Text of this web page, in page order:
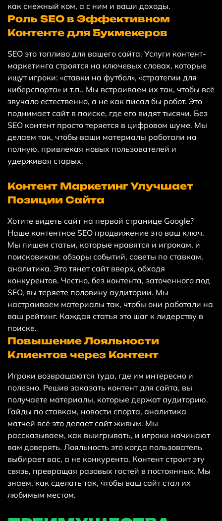
как снежный ком, а с ним и ваши доходы.
Роль SEO в Эффективном
Контенте для Букмекеров
SEO это топливо для вашего сайта. Услуги контент-
маркетинга строятся на ключевых словах, которые
ищут игроки: «ставки на футбол», «стратегии для
киберспорта» и т.п.. Мы встраиваем их так, чтобы всё
звучало естественно, а не как писал бы робот. Это
поднимает сайт в поиске, где его видят тысячи. Без
SEO контент просто теряется в цифровом шуме. Мы
делаем так, чтобы ваши материалы работали на
полную, привлекая новых пользователей и
удерживая старых.
Контент Маркетинг Улучшает
Позиции Сайта
Хотите видеть сайт на первой странице Google?
Наше контентное SEO продвижение это ваш ключ.
Мы пишем статьи, которые нравятся и игрокам, и
поисковикам: обзоры событий, советы по ставкам,
аналитика. Это тянет сайт вверх, обходя
конкурентов. Честно, без контента, заточенного под
SEO, вы теряете половину аудитории. Мы
настраиваем материалы так, чтобы они работали на
ваш рейтинг. Каждая статья это шаг к лидерству в
поиске.
Повышение Лояльности
Клиентов через Контент
Игроки возвращаются туда, где им интересно и
полезно. Решив заказать контент для сайта, вы
получаете материалы, которые держат аудиторию.
Гайды по ставкам, новости спорта, аналитика
матчей всё это делает сайт живым. Мы
рассказываем, как выигрывать, и игроки начинают
вам доверять. Лояльность это когда пользователь
выбирает вас, а не конкурента. Контент строит эту
связь, превращая разовых гостей в постоянных. Мы
знаем, как сделать так, чтобы ваш сайт стал их
любимым местом.